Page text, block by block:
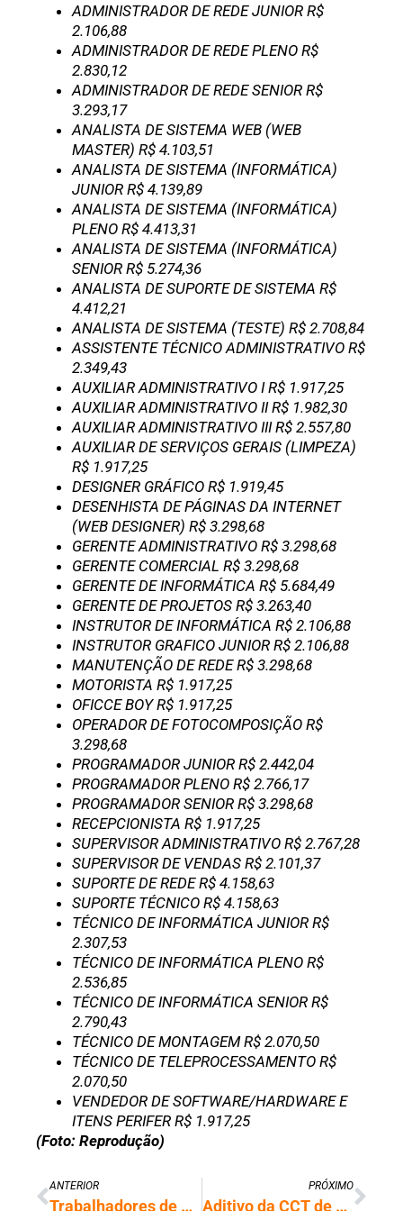
ADMINISTRADOR DE REDE JUNIOR R$
2.106,88
ADMINISTRADOR DE REDE PLENO R$
2.830,12
ADMINISTRADOR DE REDE SENIOR R$
3.293,17
ANALISTA DE SISTEMA WEB (WEB
MASTER) R$ 4.103,51
ANALISTA DE SISTEMA (INFORMÁTICA)
JUNIOR R$ 4.139,89
ANALISTA DE SISTEMA (INFORMÁTICA)
PLENO R$ 4.413,31
ANALISTA DE SISTEMA (INFORMÁTICA)
SENIOR R$ 5.274,36
ANALISTA DE SUPORTE DE SISTEMA R$
4.412,21
ANALISTA DE SISTEMA (TESTE) R$ 2.708,84
ASSISTENTE TÉCNICO ADMINISTRATIVO R$
2.349,43
AUXILIAR ADMINISTRATIVO I R$ 1.917,25
AUXILIAR ADMINISTRATIVO II R$ 1.982,30
AUXILIAR ADMINISTRATIVO III R$ 2.557,80
AUXILIAR DE SERVIÇOS GERAIS (LIMPEZA)
R$ 1.917,25
DESIGNER GRÁFICO R$ 1.919,45
DESENHISTA DE PÁGINAS DA INTERNET
(WEB DESIGNER) R$ 3.298,68
GERENTE ADMINISTRATIVO R$ 3.298,68
GERENTE COMERCIAL R$ 3.298,68
GERENTE DE INFORMÁTICA R$ 5.684,49
GERENTE DE PROJETOS R$ 3.263,40
INSTRUTOR DE INFORMÁTICA R$ 2.106,88
INSTRUTOR GRAFICO JUNIOR R$ 2.106,88
MANUTENÇÃO DE REDE R$ 3.298,68
MOTORISTA R$ 1.917,25
OFICCE BOY R$ 1.917,25
OPERADOR DE FOTOCOMPOSIÇÃO R$
3.298,68
PROGRAMADOR JUNIOR R$ 2.442,04
PROGRAMADOR PLENO R$ 2.766,17
PROGRAMADOR SENIOR R$ 3.298,68
RECEPCIONISTA R$ 1.917,25
SUPERVISOR ADMINISTRATIVO R$ 2.767,28
SUPERVISOR DE VENDAS R$ 2.101,37
SUPORTE DE REDE R$ 4.158,63
SUPORTE TÉCNICO R$ 4.158,63
TÉCNICO DE INFORMÁTICA JUNIOR R$
2.307,53
TÉCNICO DE INFORMÁTICA PLENO R$
2.536,85
TÉCNICO DE INFORMÁTICA SENIOR R$
2.790,43
TÉCNICO DE MONTAGEM R$ 2.070,50
TÉCNICO DE TELEPROCESSAMENTO R$
2.070,50
VENDEDOR DE SOFTWARE/HARDWARE E
ITENS PERIFER R$ 1.917,25
(Foto: Reprodução)
ANTERIOR
Trabalhadores de TI do Paraná conquistam 5% de aumento salarial
PRÓXIMO
Aditivo da CCT de TI do Paraná é publicado no sistema mediador do Ministério do Trabalho